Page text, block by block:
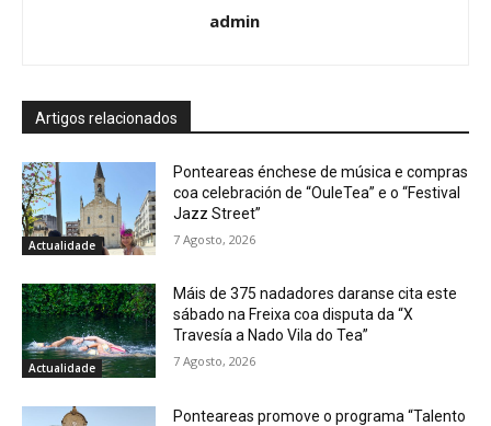
admin
Artigos relacionados
Actualidade
Ponteareas énchese de música e compras
coa celebración de “OuleTea” e o “Festival
Jazz Street”
7 Agosto, 2026
Actualidade
Máis de 375 nadadores daranse cita este
sábado na Freixa coa disputa da “X
Travesía a Nado Vila do Tea”
7 Agosto, 2026
Ponteareas promove o programa “Talento